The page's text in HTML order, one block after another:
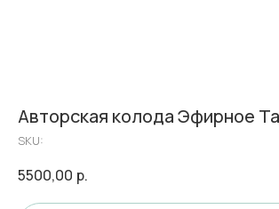
Авторская колода Эфирное
SKU:
5500,00 р.